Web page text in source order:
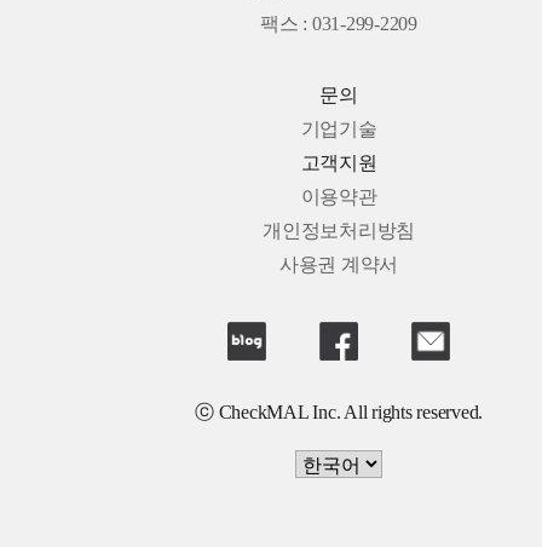
팩스 : 031-299-2209
문의
기업기술
고객지원
이용약관
개인정보처리방침
사용권 계약서
ⓒ CheckMAL Inc. All rights reserved.